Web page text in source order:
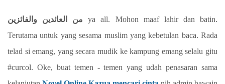
من العائدين والفائزينya all. Mohon maaf lahir dan batin.
Terutama untuk yang sesama muslim yang kebetulan baca. Rada
telad si emang, yang secara mudik ke kampung emang selalu gitu
#curcol. Oke, buat temen - temen yang udah penasaran sama